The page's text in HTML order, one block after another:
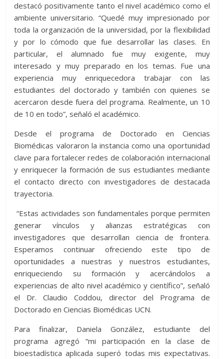
destacó positivamente tanto el nivel académico como el
ambiente universitario. “Quedé muy impresionado por
toda la organización de la universidad, por la flexibilidad
y por lo cómodo que fue desarrollar las clases. En
particular, el alumnado fue muy exigente, muy
interesado y muy preparado en los temas. Fue una
experiencia muy enriquecedora trabajar con las
estudiantes del doctorado y también con quienes se
acercaron desde fuera del programa. Realmente, un 10
de 10 en todo”, señaló el académico.
Desde el programa de Doctorado en Ciencias
Biomédicas valoraron la instancia como una oportunidad
clave para fortalecer redes de colaboración internacional
y enriquecer la formación de sus estudiantes mediante
el contacto directo con investigadores de destacada
trayectoria.
“Estas actividades son fundamentales porque permiten
generar vínculos y alianzas estratégicas con
investigadores que desarrollan ciencia de frontera.
Esperamos continuar ofreciendo este tipo de
oportunidades a nuestras y nuestros estudiantes,
enriqueciendo su formación y acercándolos a
experiencias de alto nivel académico y científico”, señaló
el Dr. Claudio Coddou, director del Programa de
Doctorado en Ciencias Biomédicas UCN.
Para finalizar, Daniela González, estudiante del
programa agregó “mi participación en la clase de
bioestadística aplicada superó todas mis expectativas.